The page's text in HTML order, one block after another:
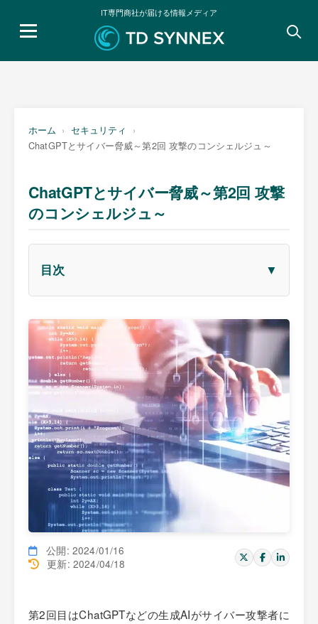
IT専門商社が届ける情報メディア
検
ホーム
セキュリティ
ChatGPTとサイバー脅威～第2回 攻撃のコンシェルジュ～
ChatGPTとサイバー脅威～第2回 攻撃
のコンシェルジュ～
目次 ▼
公開: 2024/01/16
更新: 2024/04/18
第2回目はChatGPTなどの生成AIがサイバー攻撃者に